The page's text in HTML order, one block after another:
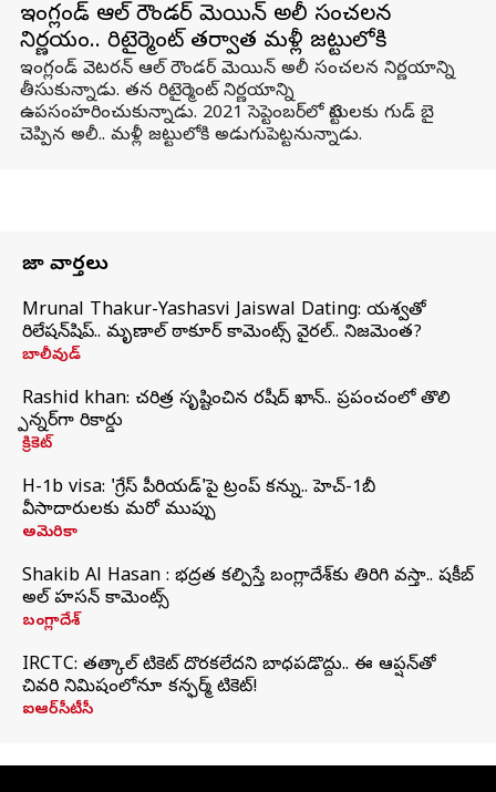
ఇంగ్లండ్ ఆల్ రౌండర్ మెయిన్ అలీ సంచలన
నిర్ణయం.. రిటైర్మెంట్ తర్వాత మళ్లీ జట్టులోకి
ఇంగ్లండ్ వెటరన్ ఆల్ రౌండర్ మెయిన్ అలీ సంచలన నిర్ణయాన్ని
తీసుకున్నాడు. తన రిటైర్మెంట్ నిర్ణయాన్ని
ఉపసంహరించుకున్నాడు. 2021 సెప్టెంబర్‌లో టెస్టులకు గుడ్ బై
చెప్పిన అలీ.. మళ్లీ జట్టులోకి అడుగుపెట్టనున్నాడు.
తాజా వార్తలు
Mrunal Thakur-Yashasvi Jaiswal Dating: యశస్వితో
రిలేషన్‌షిప్.. మృణాల్ ఠాకూర్ కామెంట్స్ వైరల్.. నిజమెంత?
బాలీవుడ్
Rashid khan: చరిత్ర సృష్టించిన రషీద్ ఖాన్.. ప్రపంచంలో తొలి
స్పిన్నర్‌గా రికార్డు
క్రికెట్
H-1b visa: 'గ్రేస్‌ పీరియడ్‌'పై ట్రంప్‌ కన్ను.. హెచ్‌-1బీ
వీసాదారులకు మరో ముప్పు
అమెరికా
Shakib Al Hasan : భద్రత కల్పిస్తే బంగ్లాదేశ్‌కు తిరిగి వస్తా.. షకీబ్
అల్ హసన్ కామెంట్స్
బంగ్లాదేశ్
IRCTC: తత్కాల్ టికెట్ దొరకలేదని బాధపడొద్దు.. ఈ ఆప్షన్‌తో
చివరి నిమిషంలోనూ కన్ఫర్మ్ టికెట్!
ఐఆర్‌సీటీసీ